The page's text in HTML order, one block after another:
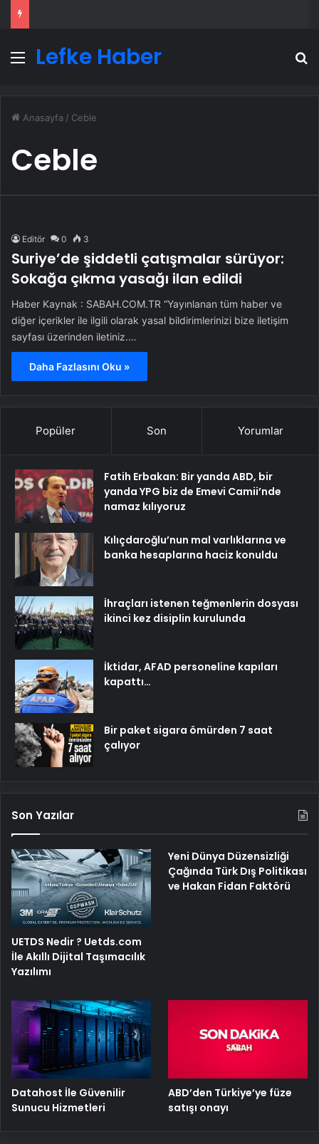
Menü
Lefke Haber
Anasayfa / Ceble
Ceble
Editör 0 3
Suriye’de şiddetli çatışmalar sürüyor:
Sokağa çıkma yasağı ilan edildi
Haber Kaynak : SABAH.COM.TR “Yayınlanan tüm haber ve
diğer içerikler ile ilgili olarak yasal bildirimlerinizi bize iletişim
sayfası üzerinden iletiniz.…
Daha Fazlasını Oku »
Popüler Son Yorumlar
Fatih Erbakan: Bir yanda ABD, bir
yanda YPG biz de Emevi Camii’nde
namaz kılıyoruz
Kılıçdaroğlu’nun mal varlıklarına ve
banka hesaplarına haciz konuldu
İhraçları istenen teğmenlerin dosyası
ikinci kez disiplin kurulunda
İktidar, AFAD personeline kapıları
kapattı…
Bir paket sigara ömürden 7 saat
çalıyor
Son Yazılar
UETDS Nedir ? Uetds.com
İle Akıllı Dijital Taşımacılık
Yazılımı
Yeni Dünya Düzensizliği
Çağında Türk Dış Politikası
ve Hakan Fidan Faktörü
Datahost İle Güvenilir
Sunucu Hizmetleri
ABD’den Türkiye’ye füze
satışı onayı